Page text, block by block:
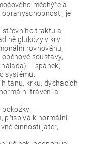
měchýře a
je
střevního traktu a
glukózy v krvi.
rovnováhu,
soustavy,
– spánek,
systému.
krku, dýchacích
trávení a
přispívá k normální
činnosti jater,